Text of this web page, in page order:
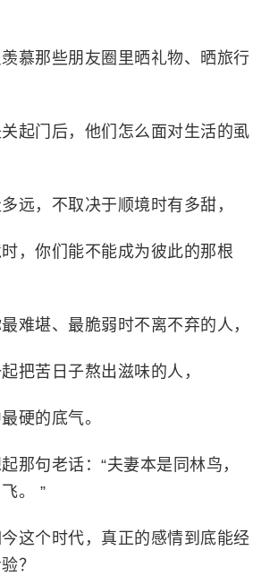
慕那些朋友圈里晒礼物、晒旅行
起门后，他们怎么面对生活的虱
远，不取决于顺境时有多甜，
，你们能不能成为彼此的那根
难堪、最脆弱时不离不弃的人，
把苦日子熬出滋味的人，
硬的底气。
那句老话：“夫妻本是同林鸟，
。 ”
这个时代，真正的感情到底能经
？